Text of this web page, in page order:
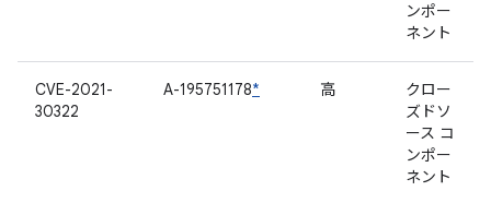
ンポー
ネント
CVE-2021-
30322
A-195751178* 高
クロー
ズドソ
ース コ
ンポー
ネント